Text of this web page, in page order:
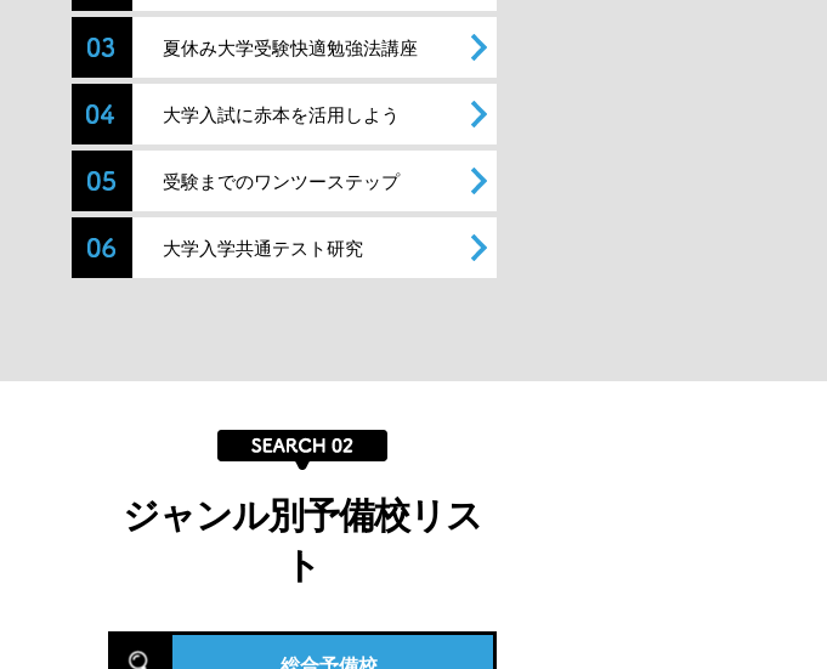
夏休み大学受験快適勉強法講座
大学入試に赤本を活用しよう
受験までのワンツーステップ
大学入学共通テスト研究
ジャンル別予備校リス
ト